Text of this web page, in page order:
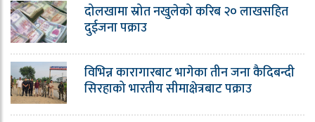
दोलखामा स्रोत नखुलेको करिब २० लाखसहित
दुईजना पक्राउ
विभिन्न कारागारबाट भागेका तीन जना कैदिबन्दी
सिरहाको भारतीय सीमाक्षेत्रबाट पक्राउ